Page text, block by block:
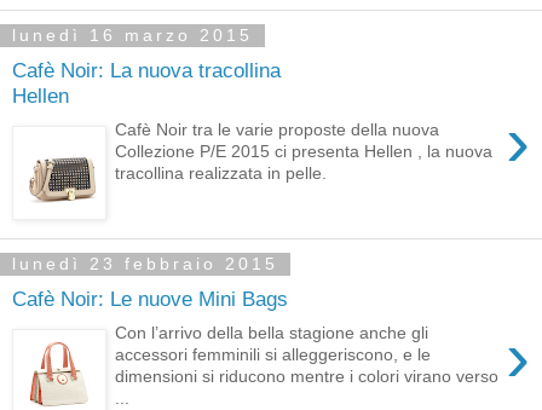
lunedì 16 marzo 2015
Cafè Noir: La nuova tracollina
Hellen
›
Cafè Noir tra le varie proposte della nuova
Collezione P/E 2015 ci presenta Hellen , la nuova
tracollina realizzata in pelle.
lunedì 23 febbraio 2015
Cafè Noir: Le nuove Mini Bags
›
Con l’arrivo della bella stagione anche gli
accessori femminili si alleggeriscono, e le
dimensioni si riducono mentre i colori virano verso
...